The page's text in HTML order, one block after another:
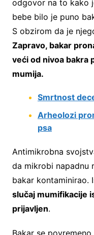
odgovor na to kako
bebe bilo je puno
S obzirom da je
Zapravo, bakar
veći od nivoa bakra
mumija.
Smrtnost
Arheolozi
psa
Antimikrobna
da mikrobi napadnu
bakar kontaminirao.
slučaj mumifikacije
prijavljen.
Bakar se